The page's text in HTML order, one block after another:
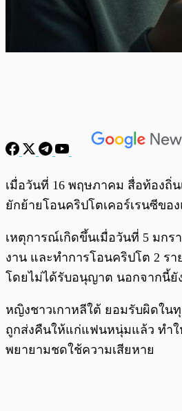
พร้อมเล่น
เมื่อวันที่ 16 พฤษภาคม สื่อท้องถิ่
ยักย้ายโอนคริปโตเคอร์เรนซีขอ
เหตุการณ์​เกิดขึ้นเมื่อวันที่ 5 มก
งาน และทำการโอนคริปโต 2 ร
โดยไม่ได้รับอนุญาต นอกจากนี้ยั
หญิงชาวเกาหลีใต้ ยอมรับผิดใน
ถูกส่งคืนให้แก่แฟนหนุ่มแล้ว ทำใ
พยายามชดใช้ความเสียหาย